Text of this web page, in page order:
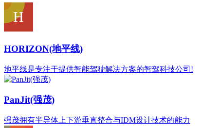
HORIZON(地平线)
地平线是专注于提供智能驾驶解决方案的智驾科技公司!
PanJit(强茂)
强茂拥有半导体上下游垂直整合与IDM设计技术的能力